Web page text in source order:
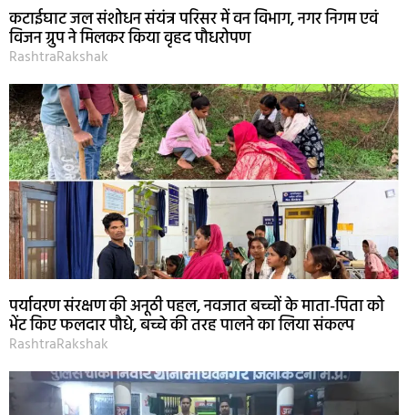
कटाईघाट जल संशोधन संयंत्र परिसर में वन विभाग, नगर निगम एवं
विजन ग्रुप ने मिलकर किया वृहद पौधरोपण
RashtraRakshak
पर्यावरण संरक्षण की अनूठी पहल, नवजात बच्चों के माता-पिता को
भेंट किए फलदार पौधे, बच्चे की तरह पालने का लिया संकल्प
RashtraRakshak